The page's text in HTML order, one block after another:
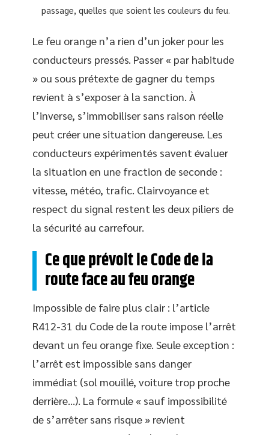
passage, quelles que soient les couleurs du feu.
Le feu orange n’a rien d’un joker pour les
conducteurs pressés. Passer « par habitude
» ou sous prétexte de gagner du temps
revient à s’exposer à la sanction. À
l’inverse, s’immobiliser sans raison réelle
peut créer une situation dangereuse. Les
conducteurs expérimentés savent évaluer
la situation en une fraction de seconde :
vitesse, météo, trafic. Clairvoyance et
respect du signal restent les deux piliers de
la sécurité au carrefour.
Ce que prévoit le Code de la
route face au feu orange
Impossible de faire plus clair : l’article
R412-31 du Code de la route impose l’arrêt
devant un feu orange fixe. Seule exception :
l’arrêt est impossible sans danger
immédiat (sol mouillé, voiture trop proche
derrière…). La formule « sauf impossibilité
de s’arrêter sans risque » revient